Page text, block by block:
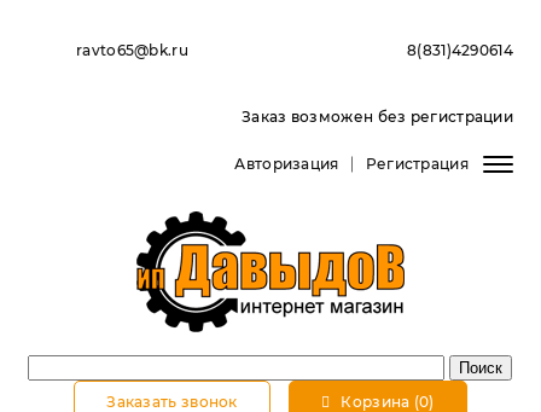
ravto65@bk.ru 8(831)4290614
Заказ возможен без регистрации
Авторизация Регистрация
Заказать звонок Корзина (0)